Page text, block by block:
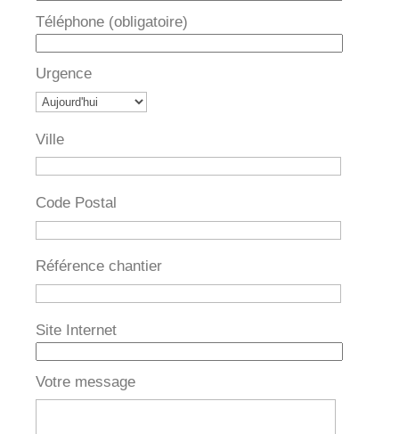
Téléphone (obligatoire)
Urgence
Ville
Code Postal
Référence chantier
Site Internet
Votre message